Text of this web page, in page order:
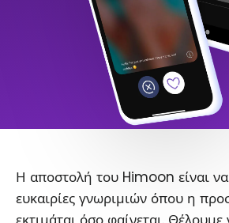
Η αποστολή του Himoon είναι
ευκαιρίες γνωριμιών όπου η